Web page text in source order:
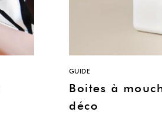
GUIDE
Boites à
déco